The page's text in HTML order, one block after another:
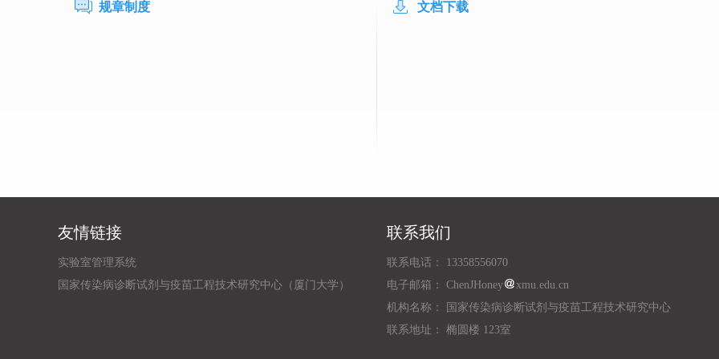
规章制度 文档下载
友情链接
实验室管理系统
国家传染病诊断试剂与疫苗工程技术研究中心（厦门大学）
联系我们
联系电话： 13358556070
电子邮箱： ChenJHoney
xmu.edu.cn
机构名称： 国家传染病诊断试剂与疫苗工程技术研究中心
联系地址： 椭圆楼 123室